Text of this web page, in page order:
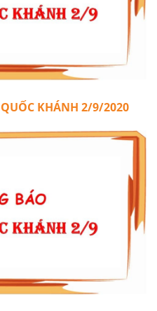
KHÁNH 2/9/2020